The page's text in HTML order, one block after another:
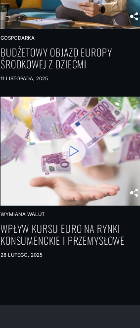
GOSPODARKA
BUDŻETOWY OBJAZD EUROPY
ŚRODKOWEJ Z DZIEĆMI
11 LISTOPADA, 2025
WYMIANA WALUT
WPŁYW KURSU EURO NA RYNKI
KONSUMENCKIE I PRZEMYSŁOWE
28 LUTEGO, 2025